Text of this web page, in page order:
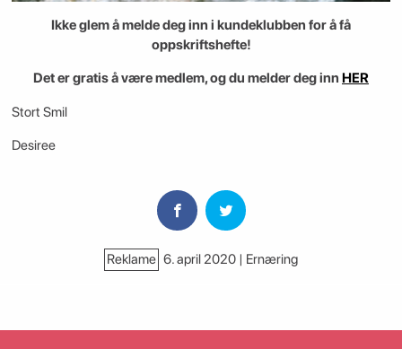
Ikke glem å melde deg inn i kundeklubben for å få
oppskriftshefte!
Det er gratis å være medlem, og du melder deg inn HER
Stort Smil
Desiree
Reklame 6. april 2020 | Ernæring